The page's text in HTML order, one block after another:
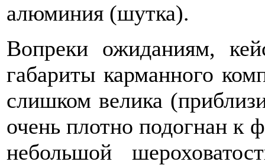
алюминия (шутка).
Вопреки ожиданиям,
габариты карманного
слишком велика
очень плотно подогнан
небольшой